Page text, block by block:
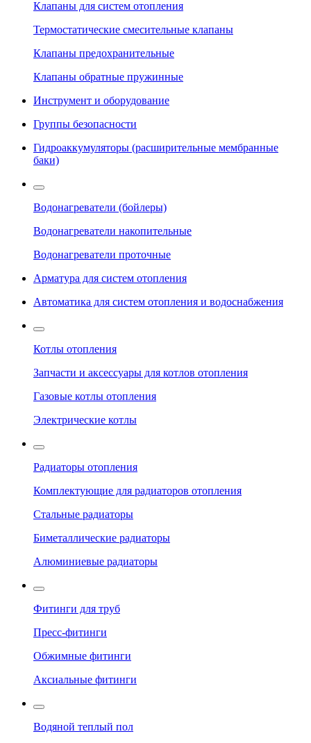
Клапаны для систем отопления
Термостатические смесительные клапаны
Клапаны предохранительные
Клапаны обратные пружинные
Инструмент и оборудование
Группы безопасности
Гидроаккумуляторы (расширительные мембранные
баки)
Водонагреватели (бойлеры)
Водонагреватели накопительные
Водонагреватели проточные
Арматура для систем отопления
Автоматика для систем отопления и водоснабжения
Котлы отопления
Запчасти и аксессуары для котлов отопления
Газовые котлы отопления
Электрические котлы
Радиаторы отопления
Комплектующие для радиаторов отопления
Стальные радиаторы
Биметаллические радиаторы
Алюминиевые радиаторы
Фитинги для труб
Пресс-фитинги
Обжимные фитинги
Аксиальные фитинги
Водяной теплый пол